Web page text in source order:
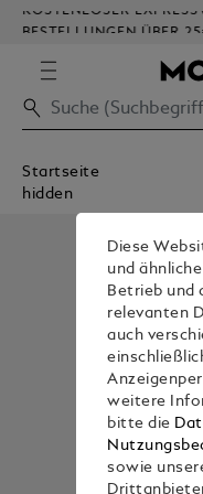
KOSTENLOSER
BESTELLUNGEN ÜBER
Startseite
hidden
Diese
und
Betrieb und
relevanten
auch
weitere
bitte die
sowie